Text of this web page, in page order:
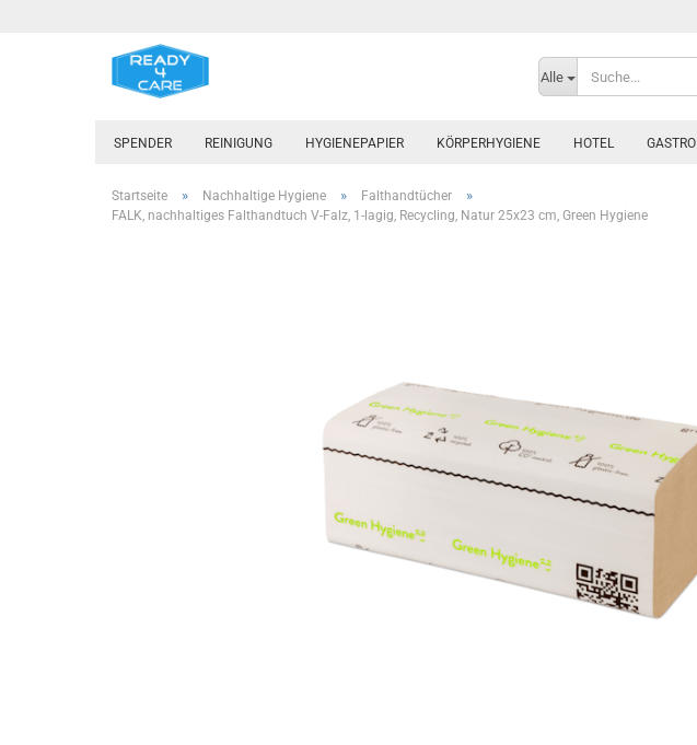
Alle
SPENDER REINIGUNG HYGIENEPAPIER KÖRPERHYGIENE HOTEL GASTRO
Startseite » Nachhaltige Hygiene » Falthandtücher »
FALK, nachhaltiges Falthandtuch V-Falz, 1-lagig, Recycling, Natur 25x23 cm, Green Hygiene